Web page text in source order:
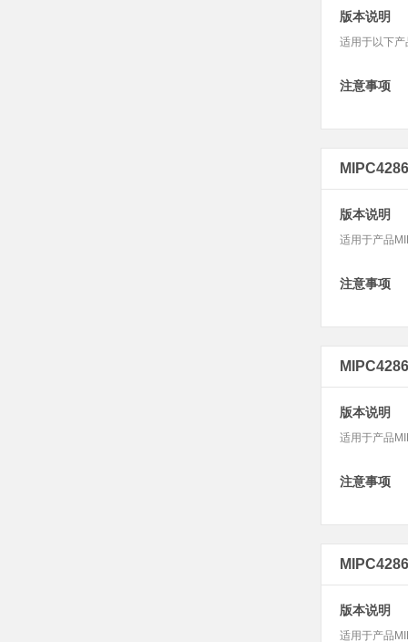
电源&太阳能供
版本说明
适用于以下
注意事项
版本说明
适用于产品
注意事项
版本说明
适用于产品
注意事项
版本说明
适用于产品